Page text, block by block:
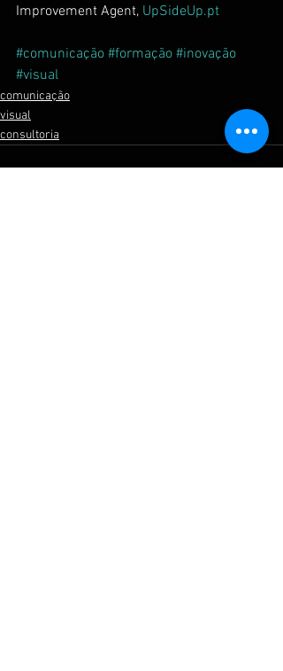
Improvement Agent, UpSideUp.pt
#comunicação #formação #inovação
#visual
comunicação
visual
consultoria